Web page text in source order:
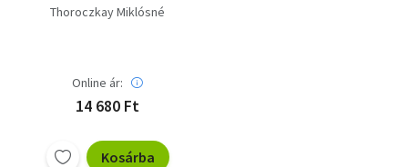
Thoroczkay Miklósné
Online ár:
14 680 Ft
Kosárba